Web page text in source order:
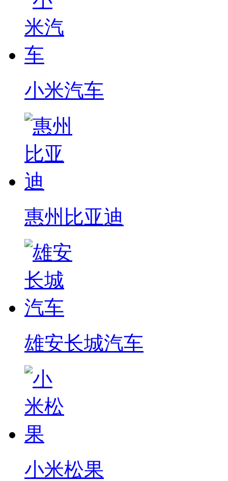
小米汽车
惠州比亚迪
雄安长城汽车
小米松果